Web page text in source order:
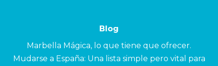
Blog
Marbella Mágica, lo que tiene que ofrecer.
Mudarse a España: Una lista simple pero vital para